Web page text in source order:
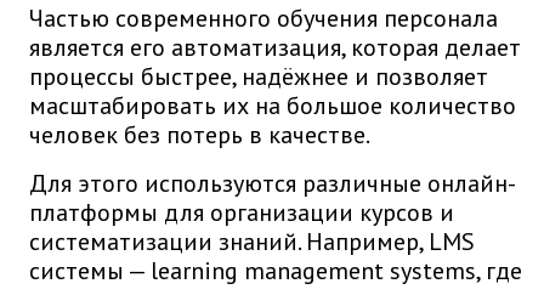
Частью современного обучения персонала
является его автоматизация, которая делает
процессы быстрее, надёжнее и позволяет
масштабировать их на большое количество
человек без потерь в качестве.
Для этого используются различные онлайн-
платформы для организации курсов и
систематизации знаний. Например, LMS
системы — learning management systems, где